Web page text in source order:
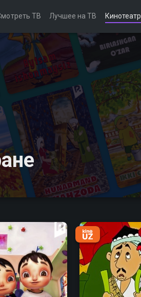
ТВ Лучшее на ТВ Кинотеатр